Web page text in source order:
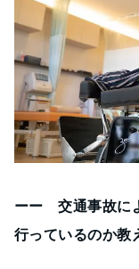
ーー 交通事故に
行っているのか教